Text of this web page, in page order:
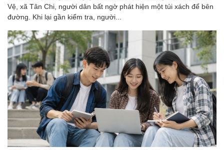
Vệ, xã Tân Chi, người dân bất ngờ phát hiện một túi xách để bên
đường. Khi lại gần kiểm tra, người...